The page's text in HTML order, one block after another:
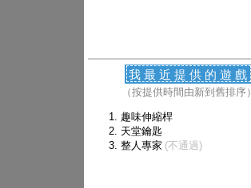
我最近提供的遊戲
（按提供時間由新到舊排序）
趣味伸縮桿
天堂鑰匙
整人專家 (不通過)